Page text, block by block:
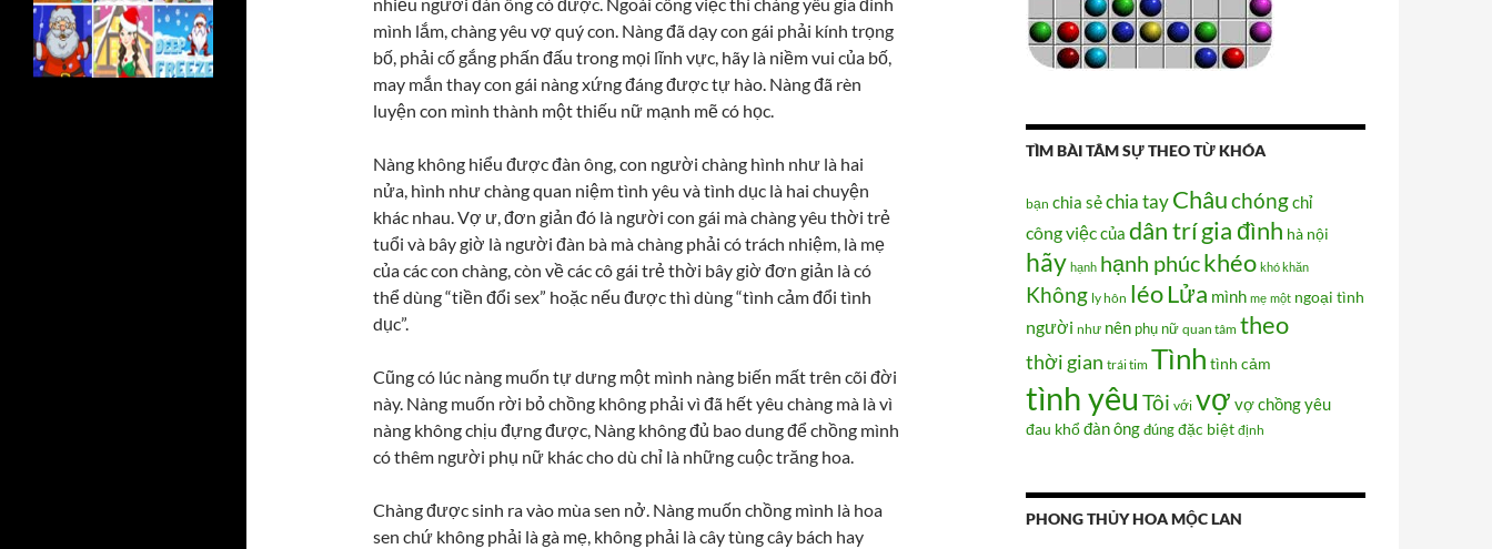
mình lắm, chàng yêu vợ quý con. Nàng đã dạy con gái phải kính trọng
bố, phải cố gắng phấn đấu trong mọi lĩnh vực, hãy là niềm vui của bố,
may mắn thay con gái nàng xứng đáng được tự hào. Nàng đã rèn
luyện con mình thành một thiếu nữ mạnh mẽ có học.
Nàng không hiểu được đàn ông, con người chàng hình như là hai
nửa, hình như chàng quan niệm tình yêu và tình dục là hai chuyện
khác nhau. Vợ ư, đơn giản đó là người con gái mà chàng yêu thời trẻ
tuổi và bây giờ là người đàn bà mà chàng phải có trách nhiệm, là mẹ
của các con chàng, còn về các cô gái trẻ thời bây giờ đơn giản là có
thể dùng “tiền đổi sex” hoặc nếu được thì dùng “tình cảm đổi tình
dục”.
Cũng có lúc nàng muốn tự dưng một mình nàng biến mất trên cõi đời
này. Nàng muốn rời bỏ chồng không phải vì đã hết yêu chàng mà là vì
nàng không chịu đựng được, Nàng không đủ bao dung để chồng mình
có thêm người phụ nữ khác cho dù chỉ là những cuộc trăng hoa.
Chàng được sinh ra vào mùa sen nở. Nàng muốn chồng mình là hoa
sen chứ không phải là gà mẹ, không phải là cây tùng cây bách hay
TÌM BÀI TÂM SỰ THEO TỪ KHÓA
bạn chia sẻchia tay Châuchóngchỉ
công việccủa dân trígia đình hà nội
hãy hạnh hạnh phúckhéo khó khăn
Không ly hôn léoLửa mình mẹ một ngoại tình
người như nên phụ nữ quan tâm theo
thời gian trái tim Tình tình cảm
tình yêu Tôi với vợ vợ chồngyêu
đau khổđàn ôngđúngđặc biệt định
PHONG THỦY HOA MỘC LAN